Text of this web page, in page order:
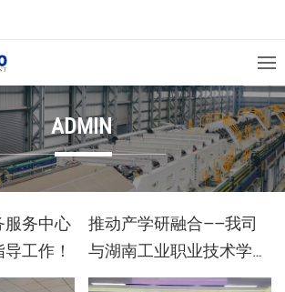
ADMIN
服务中心
工作！
推动产学研融合——我司
与湖南工业职业技术学院
召开产学研交流会